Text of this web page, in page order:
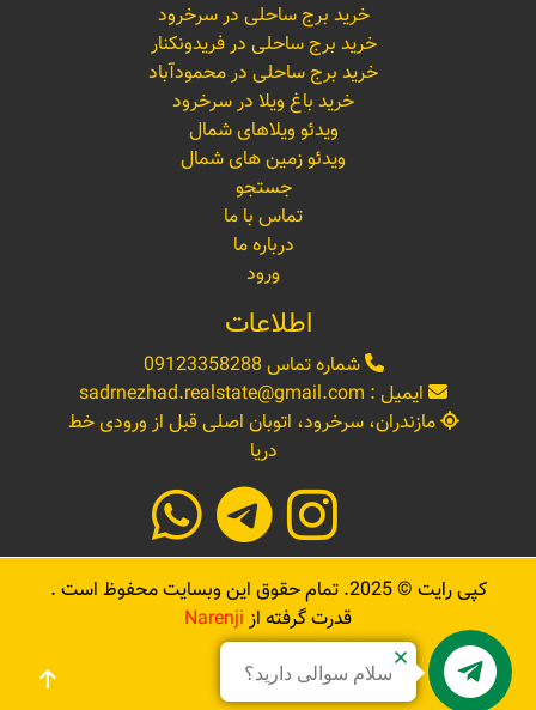
خرید برج ساحلی در سرخرود
خرید برج ساحلی در فریدونکنار
خرید برج ساحلی در محمودآباد
خرید باغ ویلا در سرخرود
ویدئو ویلاهای شمال
ویدئو زمین های شمال
جستجو
تماس با ما
درباره ما
ورود
اطلاعات
شماره تماس 09123358288
ایمیل : sadrnezhad.realstate@gmail.com
مازندران، سرخرود، اتوبان اصلی قبل از ورودی خط
دریا
کپی رایت ©2025. تمام حقوق این وبسایت محفوظ است .
قدرت گرفته از Narenji
Sadrnezhad
سلام سوالی دارید؟